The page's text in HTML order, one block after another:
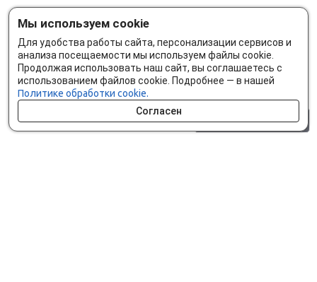
Мы используем cookie
Для удобства работы сайта, персонализации сервисов и
анализа посещаемости мы используем файлы cookie.
Продолжая использовать наш сайт, вы соглашаетесь с
использованием файлов cookie. Подробнее — в нашей
Политике обработки cookie.
Согласен